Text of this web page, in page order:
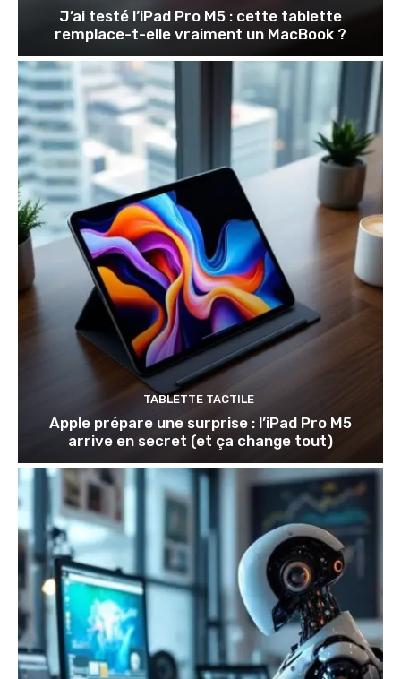
J’ai testé l’iPad Pro M5 : cette tablette
remplace-t-elle vraiment un MacBook ?
TABLETTE TACTILE
Apple prépare une surprise : l’iPad Pro M5
arrive en secret (et ça change tout)